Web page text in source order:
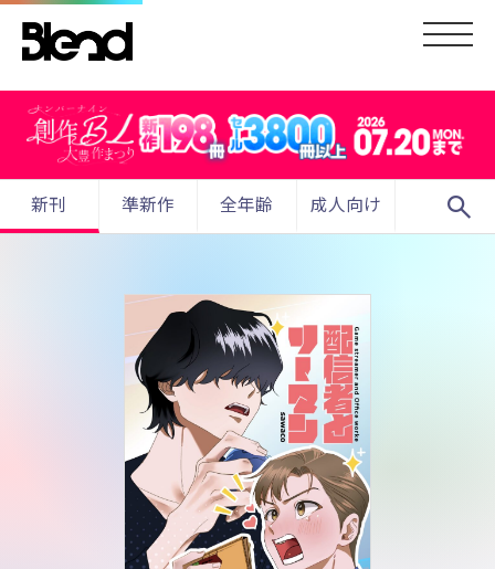
新刊 準新作 全年齢 成人向け search